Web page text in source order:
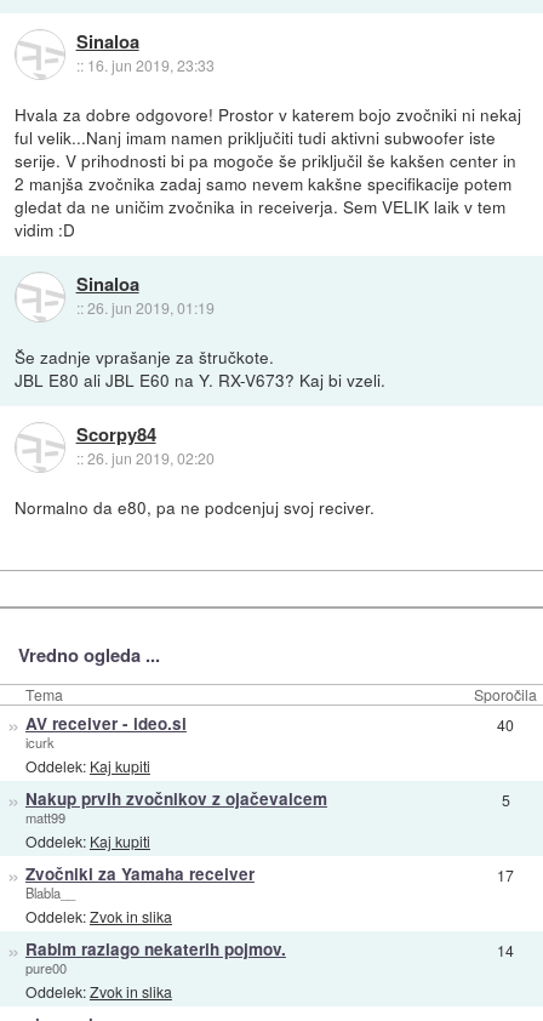
Sinaloa
:: 16. jun 2019, 23:33
Hvala za dobre odgovore! Prostor v katerem bojo zvočniki ni nekaj
ful velik...Nanj imam namen priključiti tudi aktivni subwoofer iste
serije. V prihodnosti bi pa mogoče še priključil še kakšen center in
2 manjša zvočnika zadaj samo nevem kakšne specifikacije potem
gledat da ne uničim zvočnika in receiverja. Sem VELIK laik v tem
vidim :D
Sinaloa
::26. jun 2019, 01:19
Še zadnje vprašanje za štručkote.
JBL E80 ali JBL E60 na Y. RX-V673? Kaj bi vzeli.
Scorpy84
::26. jun 2019, 02:20
Normalno da e80, pa ne podcenjuj svoj reciver.
Vredno ogleda ...
Tema Sporočila
» AV receiver - ideo.si
icurk
Oddelek: Kaj kupiti
40
» Nakup prvih zvočnikov z ojačevalcem
matt99
Oddelek: Kaj kupiti
5
» Zvočniki za Yamaha receiver
Blabla__
Oddelek:Zvok in slika
17
» Rabim razlago nekaterih pojmov.
pure00
Oddelek:Zvok in slika
14